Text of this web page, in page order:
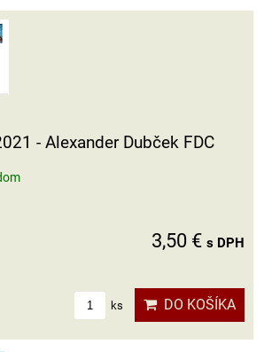
- Alexander Dubček FDC
3,50 € s DPH
ks DO KOŠÍKA